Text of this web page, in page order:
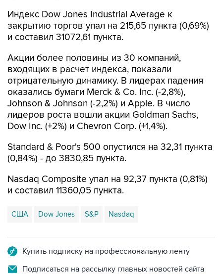
и составил 31072,61 пункта.
Акции более половины из 30 компаний,
отрицательную динамику. В лидерах падения
оказались бумаги Merck & Co. Inc. (-2,8%),
Johnson & Johnson (-2,2%) и Apple. В число
лидеров роста вошли акции Goldman Sachs,
Dow Inc. (+2%) и Chevron Corp. (+1,4%).
Standard & Poor's 500 опустился на 32,31 пункта
Nasdaq Composite упал на 92,37 пункта (0,81%)
США Dow Jones S&P Nasdaq
Подписаться на рассылку главных новостей сайта
Получать оперативные новости в официальном